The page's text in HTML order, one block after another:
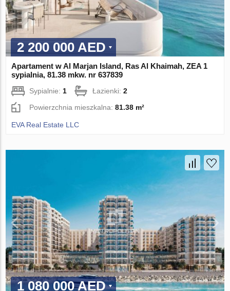
2 200 000 AED
Apartament w Al Marjan Island, Ras Al Khaimah, ZEA 1
sypialnia, 81.38 mkw. nr 637839
Sypialnie: 1 Łazienki:2
Powierzchnia mieszkalna:81.38 m²
EVA Real Estate LLC
1 080 000 AED